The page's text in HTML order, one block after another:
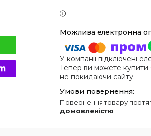
У компанії підключені
Тепер ви можете купити
не покидаючи сайту.
повернення товару
домовленістю